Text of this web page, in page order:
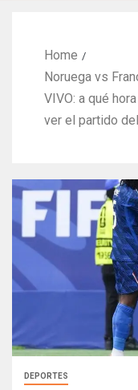
Home
Noruega vs
VIVO: a qué
ver el partido del
DEPORTES